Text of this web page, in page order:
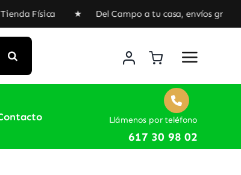
★ Del Campo a tu casa, envíos gratuitos a
Llámenos por teléfono
617 30 98 02